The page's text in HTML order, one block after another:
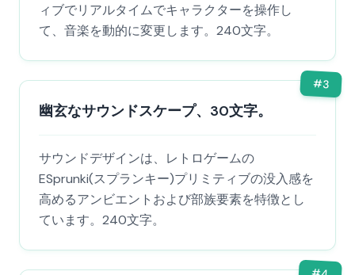
ィブでリアルタイムでキャラクターを操作し
て、音楽を動的に変更します。240文字。
#3
幽玄なサウンドスケープ、30文字。
サウンドデザインは、レトロゲームの
ESprunki(スプランキー)プリミティブの没入感を
高めるアンビエントおよび部族要素を特徴とし
ています。240文字。